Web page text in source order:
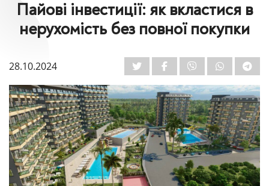
Пайові інвестиції: як вкластися в
нерухомість без повної покупки
28.10.2024